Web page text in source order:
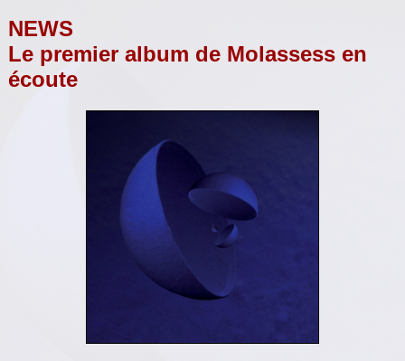
NEWS
Le premier album de Molassess en
écoute